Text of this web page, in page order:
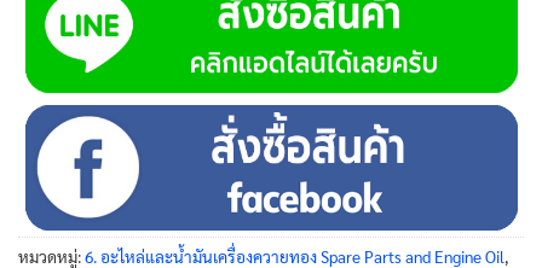
หมวดหมู่:6. อะไหล่และน้ำมันเครื่องควายทอง Spare Parts and Engine Oil